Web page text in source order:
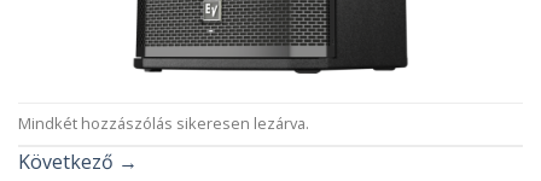
Mindkét hozzászólás sikeresen lezárva.
Következő →